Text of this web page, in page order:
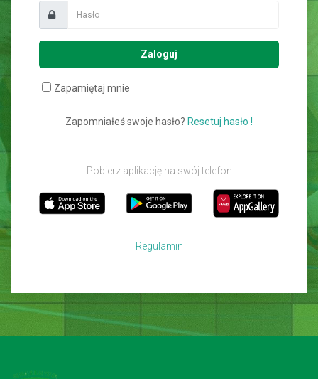
Zaloguj
Zapamiętaj mnie
Zapomniałeś swoje hasło? Resetuj hasło !
Pobierz aplikację na swój telefon
Regulamin